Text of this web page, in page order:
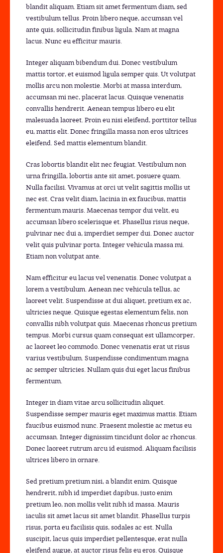
blandit aliquam. Etiam sit amet fermentum diam, sed
vestibulum tellus. Proin libero neque, accumsan vel
ante quis, sollicitudin finibus ligula. Nam at magna
lacus. Nunc eu efficitur mauris.
Integer aliquam bibendum dui. Donec vestibulum
mattis tortor, et euismod ligula semper quis. Ut volutpat
mollis arcu non molestie. Morbi at massa interdum,
accumsan mi nec, placerat lacus. Quisque venenatis
convallis hendrerit. Aenean tempus libero eu elit
malesuada laoreet. Proin eu nisi eleifend, porttitor tellus
eu, mattis elit. Donec fringilla massa non eros ultrices
eleifend. Sed mattis elementum blandit.
Cras lobortis blandit elit nec feugiat. Vestibulum non
urna fringilla, lobortis ante sit amet, posuere quam.
Nulla facilisi. Vivamus at orci ut velit sagittis mollis ut
nec est. Cras velit diam, lacinia in ex faucibus, mattis
fermentum mauris. Maecenas tempor dui velit, eu
accumsan libero scelerisque et. Phasellus risus neque,
pulvinar nec dui a, imperdiet semper dui. Donec auctor
velit quis pulvinar porta. Integer vehicula massa mi.
Etiam non volutpat ante.
Nam efficitur eu lacus vel venenatis. Donec volutpat a
lorem a vestibulum. Aenean nec vehicula tellus, ac
laoreet velit. Suspendisse at dui aliquet, pretium ex ac,
ultricies neque. Quisque egestas elementum felis, non
convallis nibh volutpat quis. Maecenas rhoncus pretium
tempus. Morbi cursus quam consequat est ullamcorper,
ac laoreet leo commodo. Donec venenatis erat ut risus
varius vestibulum. Suspendisse condimentum magna
ac semper ultricies. Nullam quis dui eget lacus finibus
fermentum.
Integer in diam vitae arcu sollicitudin aliquet.
Suspendisse semper mauris eget maximus mattis. Etiam
faucibus euismod nunc. Praesent molestie ac metus eu
accumsan. Integer dignissim tincidunt dolor ac rhoncus.
Donec laoreet rutrum arcu id euismod. Aliquam facilisis
ultrices libero in ornare.
Sed pretium pretium nisi, a blandit enim. Quisque
hendrerit, nibh id imperdiet dapibus, justo enim
pretium leo, non mollis velit nibh id massa. Mauris
iaculis sit amet lacus sit amet blandit. Phasellus turpis
risus, porta eu facilisis quis, sodales ac est. Nulla
suscipit, lacus quis imperdiet pellentesque, erat nulla
eleifend augue, at auctor risus felis eu eros. Quisque